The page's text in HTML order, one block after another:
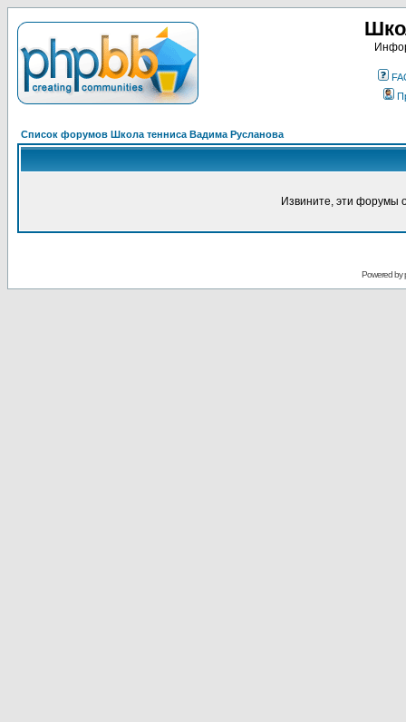
Список форумов Школа тенниса Вадима Русланова
Извините, эти форумы
Powered by